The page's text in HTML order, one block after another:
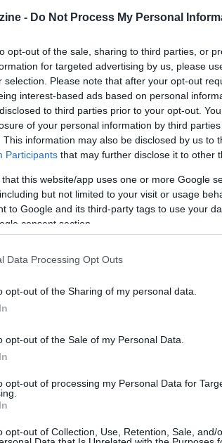
- Do Not Process My Personal
opt-out of the sale, sharing to third parties, or
for targeted advertising by us, please
selection. Please note that after your opt-out
interest-based ads based on personal
to third parties prior to your opt-out.
of your personal information by third
This information may also be disclosed by us to
Participants that may further disclose it to other
that this website/app uses one or more Google
but not limited to your visit or usage
to Google and its third-party tags to use your
consent section.
Data Processing Opt Outs
opt-out of the Sharing of my personal data.
opt-out of the Sale of my Personal Data.
opt-out of processing my Personal Data for
opt-out of Collection, Use, Retention, Sale, and/
Piemonte, Matteo Marnati,
crescita economica e l’adozione di
previsto di oltre
AMOS
. Questa
del consorzio, ma sottolinea anche
generazionale, con circa il